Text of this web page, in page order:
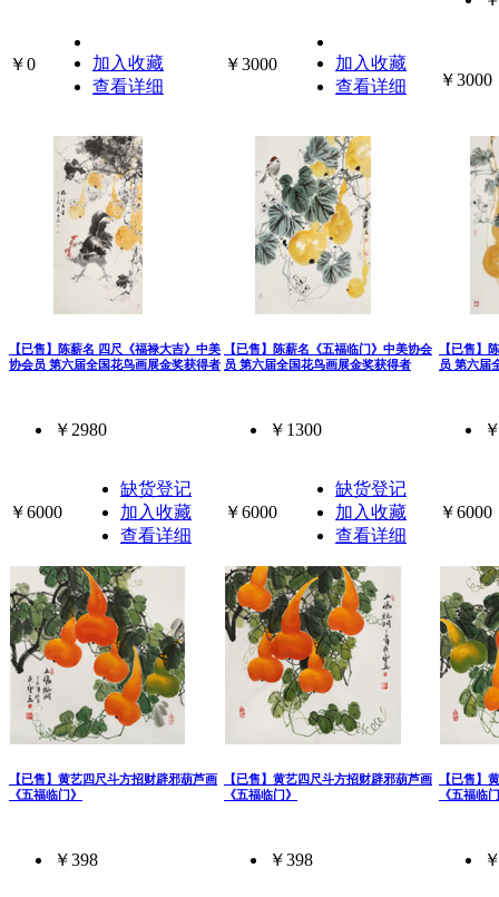
￥0
加入收藏
查看详细
￥3000
加入收藏
查看详细
￥3000
【已售】陈薪名 四尺《福禄大吉》中美
协会员 第六届全国花鸟画展金奖获得者
￥2980
￥6000
缺货登记
加入收藏
查看详细
【已售】陈薪名《五福临门》中美协会
员 第六届全国花鸟画展金奖获得者
￥1300
￥6000
缺货登记
加入收藏
查看详细
【已售】
员 第六届
￥6000
【已售】黄艺四尺斗方招财辟邪葫芦画
《五福临门》
￥398
【已售】黄艺四尺斗方招财辟邪葫芦画
《五福临门》
￥398
【已售】
《五福临